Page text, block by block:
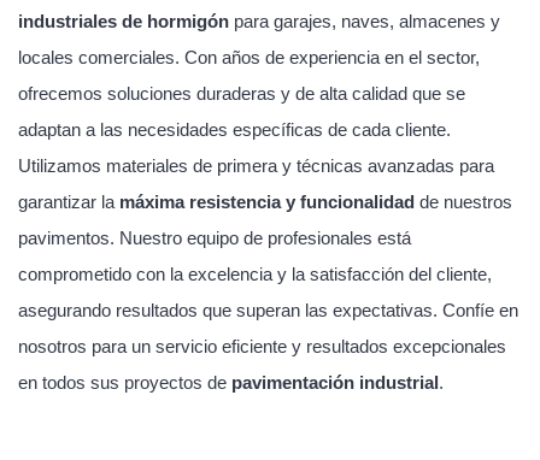
industriales de hormigón para garajes, naves, almacenes y
locales comerciales. Con años de experiencia en el sector,
ofrecemos soluciones duraderas y de alta calidad que se
adaptan a las necesidades específicas de cada cliente.
Utilizamos materiales de primera y técnicas avanzadas para
garantizar la máxima resistencia y funcionalidad de nuestros
pavimentos. Nuestro equipo de profesionales está
comprometido con la excelencia y la satisfacción del cliente,
asegurando resultados que superan las expectativas. Confíe en
nosotros para un servicio eficiente y resultados excepcionales
en todos sus proyectos de pavimentación industrial.